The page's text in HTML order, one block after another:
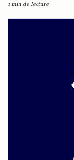
1 min de lecture